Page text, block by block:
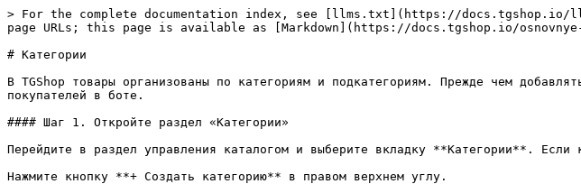
> For the complete documentation index, see [llms.txt](https://docs.tgshop.io/
page URLs; this page is available as [Markdown](https://docs.tgshop.io/
# Категории
В TGShop товары организованы по категориям и подкатегориям. Прежде чем
покупателей в боте.
#### Шаг 1. Откройте раздел «Категории»
Перейдите в раздел управления каталогом и выберите вкладку **Категории**.
Нажмите кнопку **+ Создать категорию** в правом верхнем углу.